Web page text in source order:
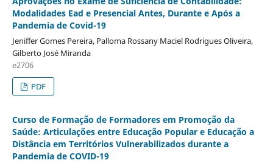
Modalidades Ead e Presencial Antes, Durante e Após a
Pandemia de Covid-19
Jeniffer Gomes Pereira, Palloma Rossany Maciel Rodrigues Oliveira,
Gilberto José Miranda
e2706
PDF
Curso de Formação de Formadores em Promoção da
Saúde: Articulações entre Educação Popular e Educação a
Distância em Territórios Vulnerabilizados durante a
Pandemia de COVID-19